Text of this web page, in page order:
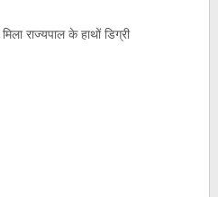
राज्यपाल के हाथों डिग्री